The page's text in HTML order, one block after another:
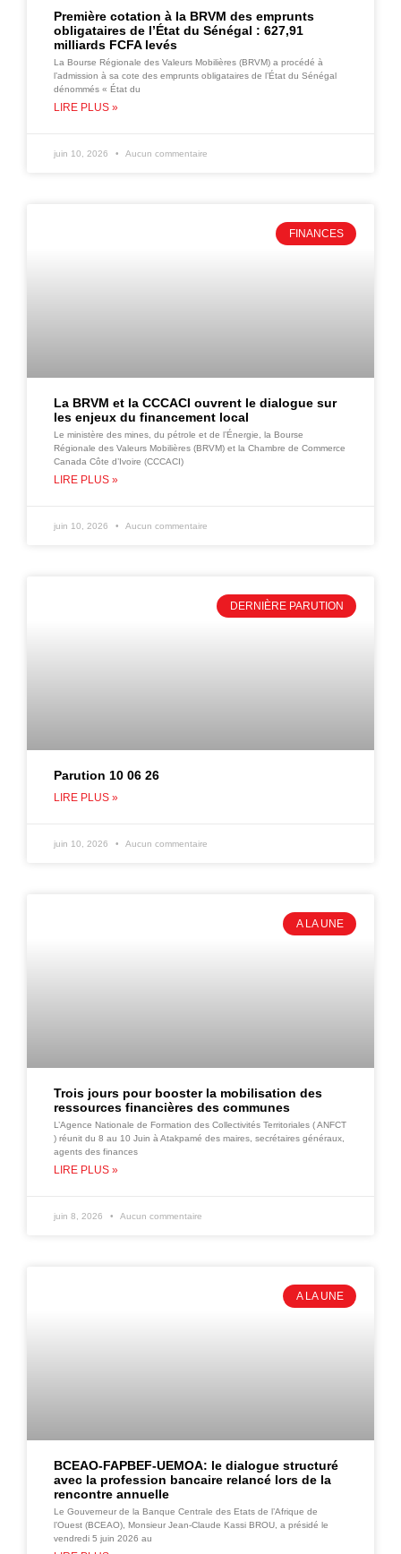
Première cotation à la BRVM des emprunts
obligataires de l’État du Sénégal : 627,91
milliards FCFA levés
La Bourse Régionale des Valeurs Mobilières (BRVM) a procédé à
l’admission à sa cote des emprunts obligataires de l’État du Sénégal
dénommés « État du
LIRE PLUS »
juin 10, 2026 Aucun commentaire
FINANCES
La BRVM et la CCCACI ouvrent le dialogue sur
les enjeux du financement local
Le ministère des mines, du pétrole et de l’Énergie, la Bourse
Régionale des Valeurs Mobilières (BRVM) et la Chambre de Commerce
Canada Côte d’Ivoire (CCCACI)
LIRE PLUS »
juin 10, 2026 Aucun commentaire
DERNIÈRE PARUTION
Parution 10 06 26
LIRE PLUS »
juin 10, 2026 Aucun commentaire
A LA UNE
Trois jours pour booster la mobilisation des
ressources financières des communes
L’Agence Nationale de Formation des Collectivités Territoriales ( ANFCT
) réunit du 8 au 10 Juin à Atakpamé des maires, secrétaires généraux,
agents des finances
LIRE PLUS »
juin 8, 2026 Aucun commentaire
A LA UNE
BCEAO-FAPBEF-UEMOA: le dialogue structuré
avec la profession bancaire relancé lors de la
rencontre annuelle
Le Gouverneur de la Banque Centrale des Etats de l’Afrique de
l’Ouest (BCEAO), Monsieur Jean-Claude Kassi BROU, a présidé le
vendredi 5 juin 2026 au